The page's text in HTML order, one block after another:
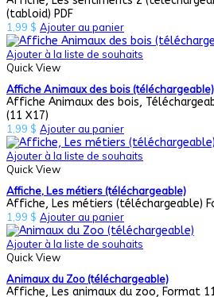
(tabloid) PDF
1,99 $ Ajouter au panier
Ajouter à la liste de souhaits
Quick View
Affiche Animaux des bois (téléchargeable)
Affiche Animaux des bois,
(11 X17)
1,99 $ Ajouter au panier
Ajouter à la liste de souhaits
Quick View
Affiche, Les métiers (téléchargeable)
Affiche, Les métiers (téléchargeable)
1,99 $ Ajouter au panier
Ajouter à la liste de souhaits
Quick View
Animaux du Zoo (téléchargeable)
Affiche, Les animaux du zoo, Format